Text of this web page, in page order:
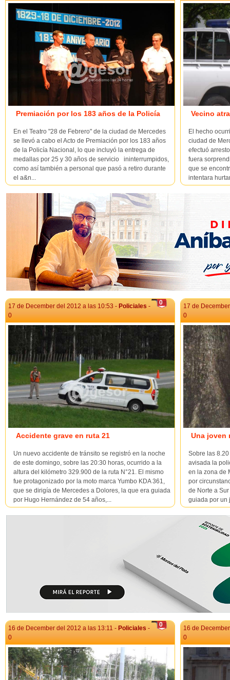
Premiación por los 183 años de la Policía
En el Teatro "28 de Febrero" de la ciudad de Mercedes
se llevó a cabo el Acto de Premiación por los 183 años
de la Policía Nacional, lo que incluyó la entrega de
medallas por 25 y 30 años de servicio ininterrumpidos,
como así también a personal que pasó a retiro durante
el a&n...
Vecino
El hecho
ciudad de
efectuó
fuera
que se
intentara
0
17 de December del 2012 a las 10:53 - Policiales -
0
Accidente grave en ruta 21
Un nuevo accidente de tránsito se registró en la noche
de este domingo, sobre las 20:30 horas, ocurrido a la
altura del kilómetro 329.900 de la ruta N°21. El mismo
fue protagonizado por la moto marca Yumbo KDA 361,
que se dirigía de Mercedes a Dolores, la que era guiada
por Hugo Hernández de 54 años,...
17 de
0
Una joven
Sobre las
avisada la
en la zona de
por
de Norte a
guiada por un
0
16 de December del 2012 a las 13:11 - Policiales -
0
16 de
0